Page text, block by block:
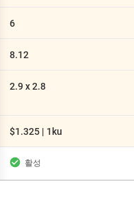
6
8.12
2.9 x 2.8
$1.325 | 1ku